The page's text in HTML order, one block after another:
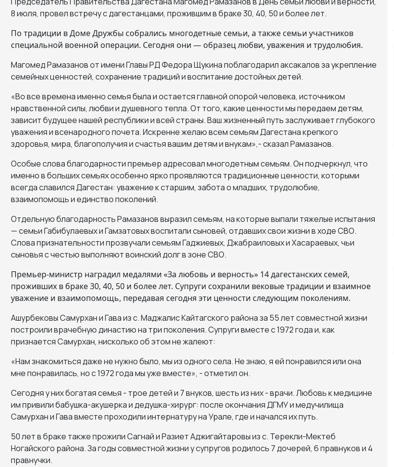
8 июля, провел встречу с дагестанцами, прожившим в браке 30, 40, 50 и более лет.
По традиции в Доме Дружбы собрались многодетные семьи, а также семьи участников
специальной военной операции. Сегодня они — образец любви, уважения и трудолюбия.
Магомед Рамазанов от имени Главы РД Федора Щукина поблагодарил аксакалов за укрепление
семейных ценностей, сохранение традиций и воспитание достойных детей.
«Во все времена именно семья была и остается главной опорой человека, источником
нравственной силы, любви и душевного тепла. От того, какие ценности мы передаем детям,
зависит будущее нашей республики и всей страны. Ваш жизненный путь заслуживает глубокого
уважения и всенародного почета. Искренне желаю всем семьям Дагестана крепкого
здоровья, мира, благополучия и счастья вашим детям и внукам»,- сказал Рамазанов.
Особые слова благодарности премьер адресовал многодетным семьям. Он подчеркнул, что
именно в больших семьях особенно ярко проявляются традиционные ценности, которыми
всегда славился Дагестан: уважение к старшим, забота о младших, трудолюбие,
взаимопомощь и единство поколений.
Отдельную благодарность Рамазанов выразил семьям, на которые выпали тяжелые испытания
— семьи Габибулаевых и Гамзатовых воспитали сыновей, отдавших свои жизни в ходе СВО.
Слова признательности прозвучали семьям Гаджиевых, Джабраиловых и Хасараевых, чьи
сыновья с честью выполняют воинский долг в зоне СВО.
Премьер-министр наградил медалями «За любовь и верность» 14 дагестанских семей,
проживших в браке 30, 40, 50 и более лет. Супруги сохранили вековые традиции и взаимное
уважение и взаимопомощь, передавая сегодня эти ценности следующим поколениям.
Ашурбековы Самурхан и Гава из с. Маджалис Кайтагского района за 55 лет совместной жизни
построили врачебную династию на три поколения. Супруги вместе с 1972 года и, как
признается Самурхан, нисколько об этом не жалеют:
«Нам знакомиться даже не нужно было, мы из одного села. Не знаю, я ей понравился или она
мне понравилась, но с 1972 года мы уже вместе», - отметил он.
Сегодня у них богатая семья - трое детей и 7 внуков, шесть из них - врачи. Любовь к медицине
им привили бабушка-акушерка и дедушка-хирург: после окончания ДГМУ и медучилища
Самурхан и Гава вместе проходили интернатуру на Урале, где и начался их путь.
50 лет в браке также прожили Сагнай и Разиет Аджигайтаровы из с. Терекли-Мектеб
Ногайского района. За годы совместной жизни у супругов родилось 7 дочерей, 6 правнуков и 4
правнучки.